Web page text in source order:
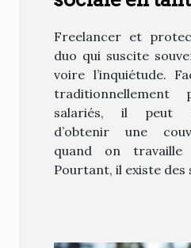
?
Freelancer et
duo qui suscite
voire l’inquiétude.
salariés, il peut
d’obtenir une
quand on
Pourtant, il existe des